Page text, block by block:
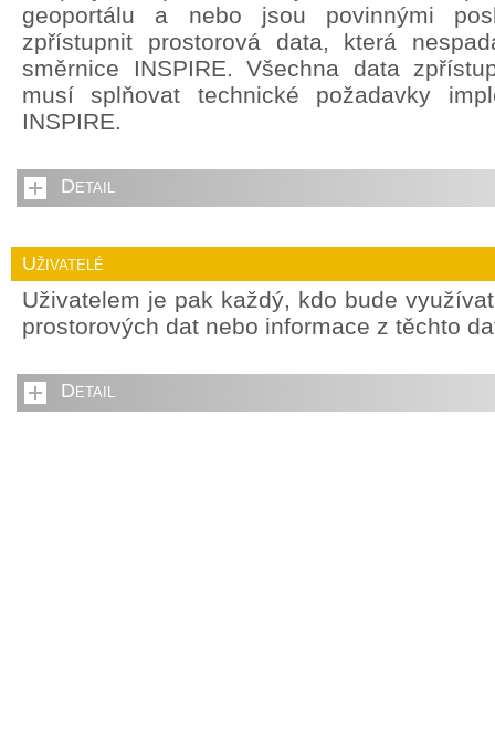
geoportálu a nebo jsou povinnými
zpřístupnit prostorová data, která
směrnice INSPIRE. Všechna data
musí splňovat technické požadavky
INSPIRE.
Detail
Uživatelé
Uživatelem je pak každý, kdo bude
prostorových dat nebo informace z těchto
Detail